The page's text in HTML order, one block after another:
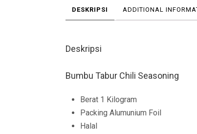
DESKRIPSI ADDITIONAL
Deskripsi
Bumbu Tabur Chili Seasoning
Berat 1 Kilogram
Packing Alumunium Foil
Halal